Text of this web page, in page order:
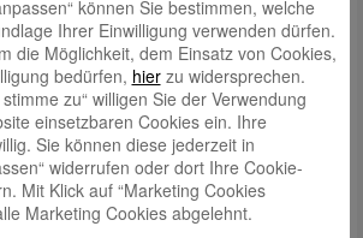
Besitzerinnen und Besitzer des Gartens voll auf
ansprechende Farbenpracht, das Zwitschern
und Brummen der Insekten kann zur
der Menschen beitragen. Die Gartenarbeit zahlt
ein und der Anbau von Obst- und
zur körperlichen Gesundheit bei. Ein frisch
Tomaten aus dem heimischen Garten lassen
höherschlagen.
können Sie bestimmen, welche
Ihrer Einwilligung verwenden dürfen.
die Möglichkeit, dem Einsatz von Cookies,
bedürfen, hierzu widersprechen.
zu“ willigen Sie der Verwendung
einsetzbaren Cookies ein. Ihre
Sie können diese jederzeit in
widerrufen oder dort Ihre Cookie-
Mit Klick auf “Marketing Cookies
Marketing Cookies abgelehnt.